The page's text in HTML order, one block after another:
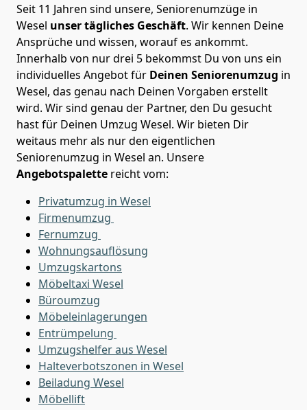
Seit 11 Jahren sind unsere, Seniorenumzüge in
Wesel unser tägliches Geschäft. Wir kennen Deine
Ansprüche und wissen, worauf es ankommt.
Innerhalb von nur drei 5 bekommst Du von uns ein
individuelles Angebot für Deinen Seniorenumzug in
Wesel, das genau nach Deinen Vorgaben erstellt
wird. Wir sind genau der Partner, den Du gesucht
hast für Deinen Umzug Wesel. Wir bieten Dir
weitaus mehr als nur den eigentlichen
Seniorenumzug in Wesel an. Unsere
Angebotspalette reicht vom:
Privatumzug in Wesel
Firmenumzug
Fernumzug
Wohnungsauflösung
Umzugskartons
Möbeltaxi Wesel
Büroumzug
Möbeleinlagerungen
Entrümpelung
Umzugshelfer aus Wesel
Halteverbotszonen in Wesel
Beiladung Wesel
Möbellift